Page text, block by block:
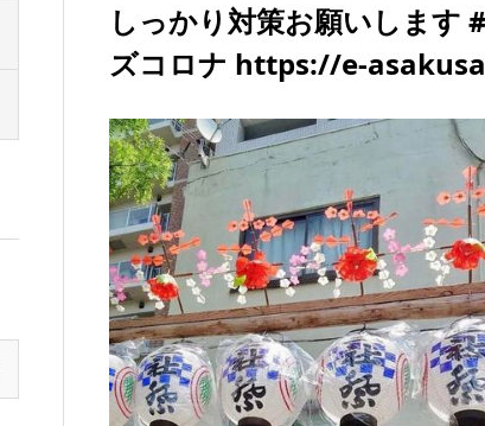
しっかり対策お願いしま
ズコロナ https://e-